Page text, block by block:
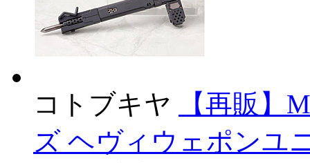
コトブキヤ
【再販】
ズ ヘヴィウェポンユ